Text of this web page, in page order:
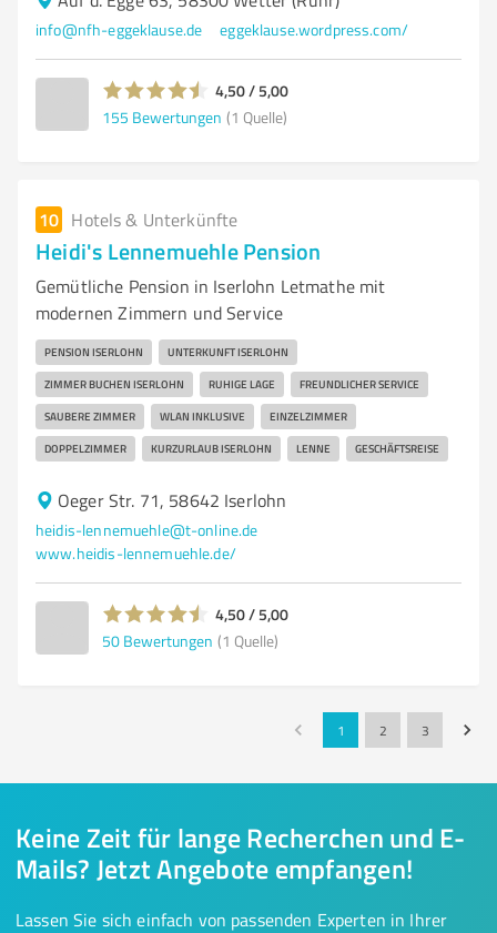
info@nfh-eggeklause.de eggeklause.wordpress.com/
4,50 / 5,00
155 Bewertungen (1 Quelle)
10 Hotels & Unterkünfte
Heidi's Lennemuehle Pension
Gemütliche Pension in Iserlohn Letmathe mit
modernen Zimmern und Service
PENSION ISERLOHN UNTERKUNFT ISERLOHN
ZIMMER BUCHEN ISERLOHN RUHIGE LAGE FREUNDLICHER SERVICE
SAUBERE ZIMMER WLAN INKLUSIVE EINZELZIMMER
DOPPELZIMMER KURZURLAUB ISERLOHN LENNE GESCHÄFTSREISE
Oeger Str. 71, 58642 Iserlohn
heidis-lennemuehle@t-online.de
www.heidis-lennemuehle.de/
4,50 / 5,00
50 Bewertungen (1 Quelle)
1 2 3
Keine Zeit für lange Recherchen und E-
Mails? Jetzt Angebote empfangen!
Lassen Sie sich einfach von passenden Experten in Ihrer